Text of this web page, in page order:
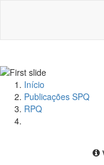
Início
Publicações SPQ
RPQ